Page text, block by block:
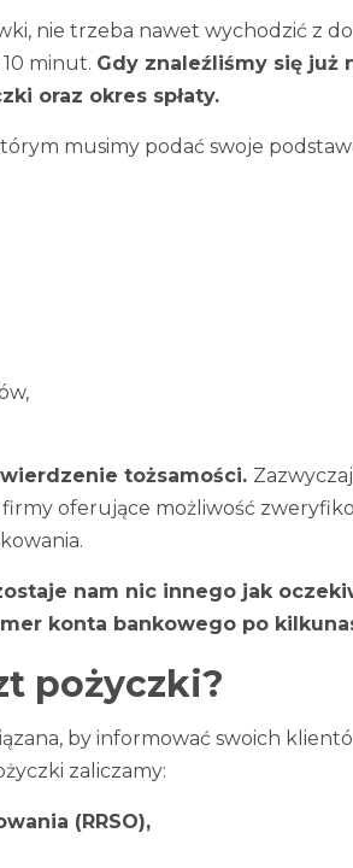
nie trzeba nawet wychodzić z
minut. Gdy znaleźliśmy się już
oraz okres spłaty.
musimy podać swoje
tożsamości.
firmy oferujące możliwość
nam nic innego jak
konta bankowego po
pożyczki?
by informować swoich
zaliczamy:
(RRSO),